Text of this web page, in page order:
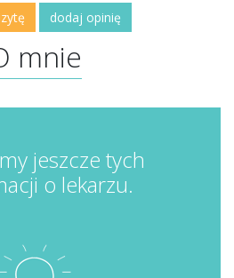
dodaj opinię
mnie
jeszcze tych
o lekarzu.